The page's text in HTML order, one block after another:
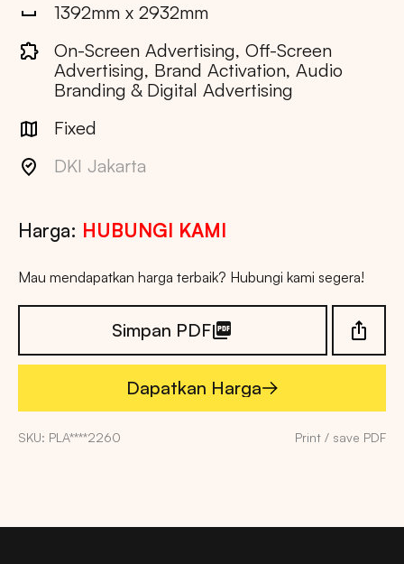
1392mm x 2932mm
On-Screen Advertising, Off-Screen
Advertising, Brand Activation, Audio
Branding & Digital Advertising
Fixed
DKI Jakarta
Harga: HUBUNGI KAMI
Mau mendapatkan harga terbaik? Hubungi kami segera!
Simpan PDF
Dapatkan Harga
Dapatkan Harga
SKU: PLA****2260 Print / save PDF
Copy